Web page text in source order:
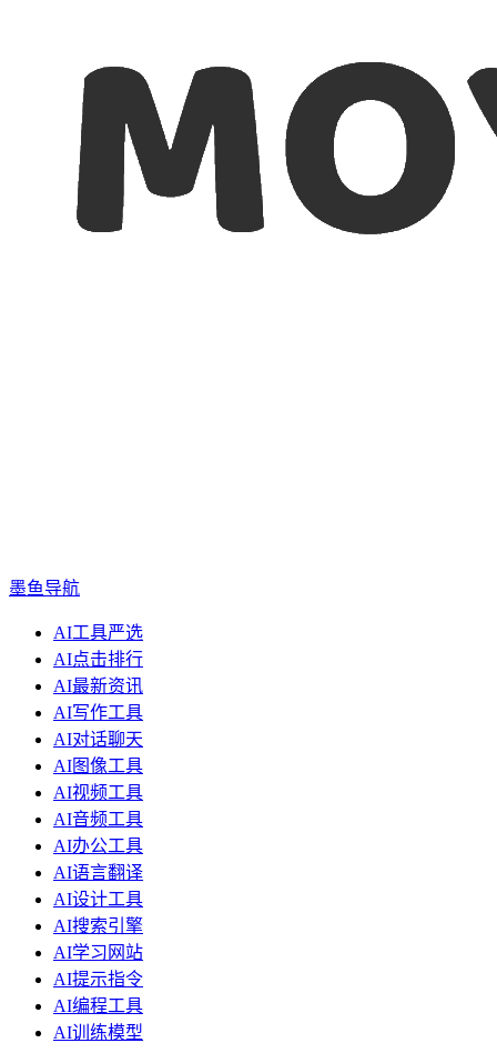
墨鱼导航
AI工具严选
AI点击排行
AI最新资讯
AI写作工具
AI对话聊天
AI图像工具
AI视频工具
AI音频工具
AI办公工具
AI语言翻译
AI设计工具
AI搜索引擎
AI学习网站
AI提示指令
AI编程工具
AI训练模型